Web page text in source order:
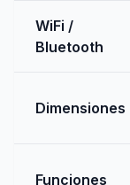
WiFi /
Bluetooth
Dimensiones
Funciones